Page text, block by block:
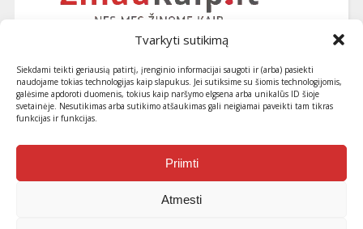
Tvarkyti sutikimą
Siekdami teikti geriausią patirtį, įrenginio informacijai saugoti ir (arba) pasiekti
naudojame tokias technologijas kaip slapukus. Jei sutiksime su šiomis technologijomis,
galėsime apdoroti duomenis, tokius kaip naršymo elgsena arba unikalūs ID šioje
svetainėje. Nesutikimas arba sutikimo atšaukimas gali neigiamai paveikti tam tikras
funkcijas ir funkcijas.
Priimti
Atmesti
Užsiprenumeruokite naujausius
straipsnius ir patarimus